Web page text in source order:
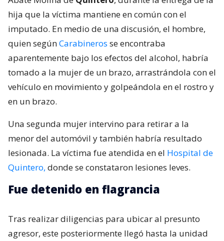
hija que la víctima mantiene en común con el
imputado. En medio de una discusión, el hombre,
quien segúnCarabineros se encontraba
aparentemente bajo los efectos del alcohol, habría
tomado a la mujer de un brazo, arrastrándola con el
vehículo en movimiento y golpeándola en el rostro y
en un brazo.
Una segunda mujer intervino para retirar a la
menor del automóvil y también habría resultado
lesionada. La víctima fue atendida en el Hospital de
Quintero, donde se constataron lesiones leves.
Fue detenido en flagrancia
Tras realizar diligencias para ubicar al presunto
agresor, este posteriormente llegó hasta la unidad